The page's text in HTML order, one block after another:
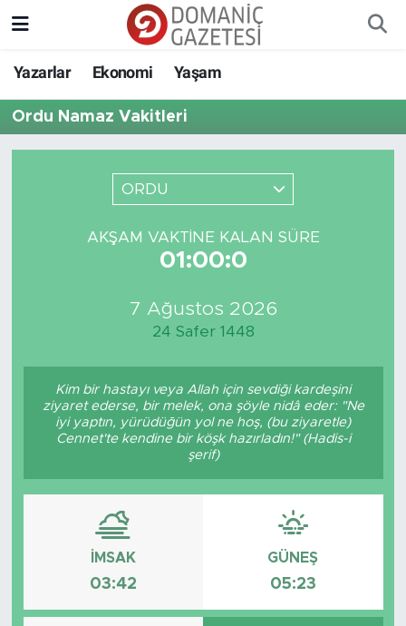
Yazarlar Ekonomi Yaşam
Ordu Namaz Vakitleri
ORDU
AKŞAM VAKTINE KALAN SÜRE
01:00:0
7 Ağustos 2026
24 Safer 1448
Kim bir hastayı veya Allah için sevdiği kardeşini
ziyaret ederse, bir melek, ona şöyle nidâ eder: "Ne
iyi yaptın, yürüdüğün yol ne hoş, (bu ziyaretle)
Cennet'te kendine bir köşk hazırladın!" (Hadis-i
şerif)
İMSAK
03:42
GÜNEŞ
05:23